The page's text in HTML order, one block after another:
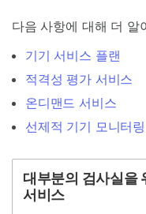
다음 사항에 대해 더 알
기기 서비스 플랜
적격성 평가 서비스
온디맨드 서비스
선제적 기기 모니터링
대부분의 검사실을
서비스